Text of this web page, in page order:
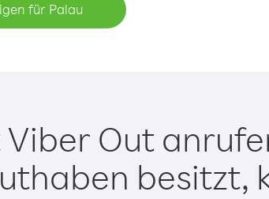
für Palau
Out
besitzt,